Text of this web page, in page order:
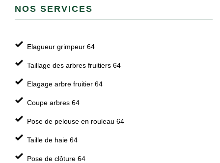
NOS SERVICES
Elagueur grimpeur 64
Taillage des arbres fruitiers 64
Elagage arbre fruitier 64
Coupe arbres 64
Pose de pelouse en rouleau 64
Taille de haie 64
Pose de clôture 64